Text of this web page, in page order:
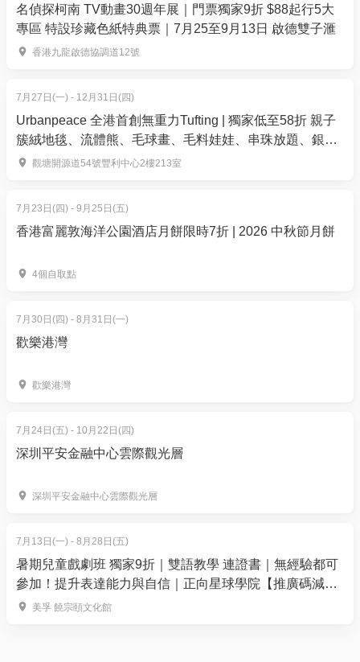
1月15-16日、
1月22-23日、
1月29-30日、
2月12-13日、
2月19-20日、
3月12-13日、
3月19-20日、
12:45 pm 西貢公眾碼頭集合
01:00 pm 上船前往西貢外島
04:00 pm 休息及自由時間
聯絡我們查詢)
08:00 pm 清潔餐具
05:00 am 簡單早餐
07:00 am 回程到營地收拾露營器材
09:00 am 出發到西貢碼頭
10:00 am 西貢碼頭解散
最少人數：4 人 (2 人一營)
名偵探柯南 TV動畫30週年展｜門票獨家9折 $88起行5大
專區 特設珍藏色紙特典票｜7月25至9月13日 啟德雙子滙
香港九龍啟德協調道12號
7月27日(一) - 12月31日(四)
Urbanpeace 全港首創無重力Tufting | 獨家低至58折 親子
簇絨地毯、流體熊、毛球畫、毛料娃娃、串珠放題、銀戒
指製作 | 觀塘
觀塘開源道54號豐利中心2樓213室
7月23日(四) - 9月25日(五)
香港富麗敦海洋公園酒店月餅限時7折 | 2026 中秋節月餅
4個自取點
7月30日(四) - 8月31日(一)
歡樂港灣
歡樂港灣
7月24日(五) - 10月22日(四)
深圳平安金融中心雲際觀光層
深圳平安金融中心雲際觀光層
7月13日(一) - 8月28日(五)
暑期兒童戲劇班 獨家9折｜雙語教學 連證書｜無經驗都可
參加！提升表達能力與自信｜正向星球學院【推廣碼減
$100】
美孚 饒宗頤文化館